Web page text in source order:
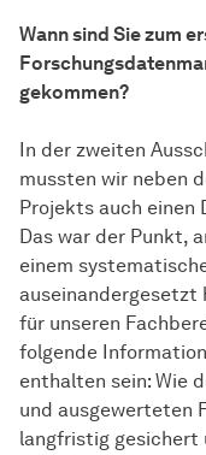
Wann sind Sie zum
gekommen?
In der zweiten
mussten wir neben
Projekts auch einen
Das war der Punkt,
einem
auseinandergesetzt
für unseren
folgende
enthalten sein: Wie
und ausgewerteten
langfristig gesichert